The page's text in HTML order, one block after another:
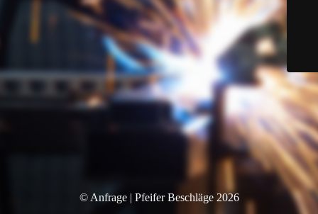
© Anfrage | Pfeifer Beschläge 2026